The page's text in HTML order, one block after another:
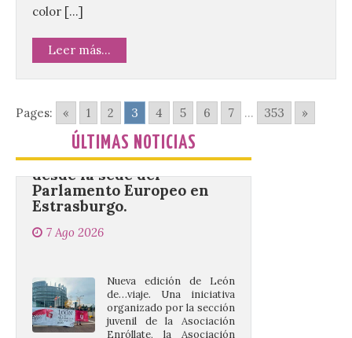
color […]
Leer más...
Pages: « 1 2 3 4 5 6 7 ... 353 »
ÚLTIMAS NOTICIAS
Ayuntamiento de Gradefes, intentando
de León de…viaje nos llega
desde la sede del
Parlamento Europeo en
Estrasburgo.
7 Ago 2026
Enróllate, la Asociación
Conceyu País Llionés y el Diario de
Turismo, Ocio e Información para
jóvenes “Enredando.info”. . La